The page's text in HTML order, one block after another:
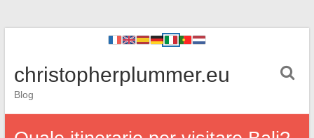
christopherplummer.eu
Blog